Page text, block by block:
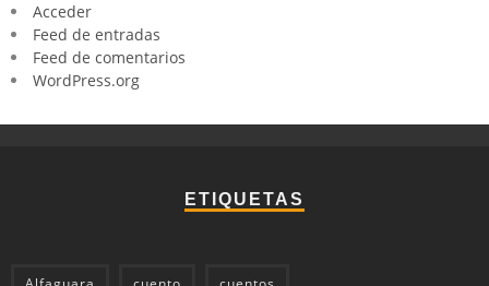
Acceder
Feed de entradas
Feed de comentarios
WordPress.org
ETIQUETAS